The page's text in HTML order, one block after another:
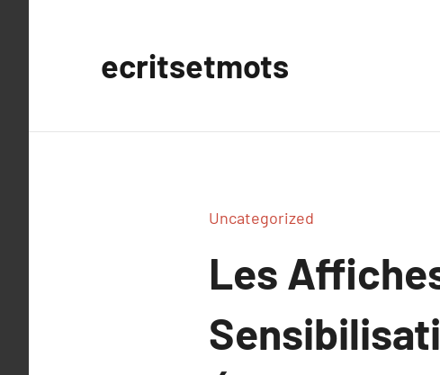
ecritsetmots
Uncategorized
Les